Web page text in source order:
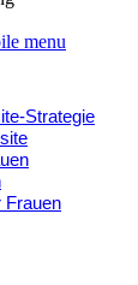
menu
Strategie
Frauen